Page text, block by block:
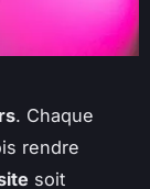
. Chaque
rendre
soit